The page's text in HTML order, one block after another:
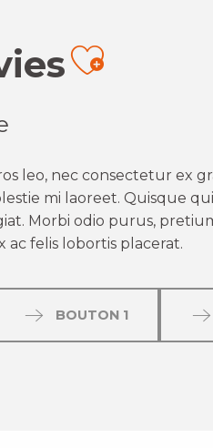
leo, nec consectetur ex
mi laoreet. Quisque
Morbi odio purus,
ac felis lobortis placerat.
BOUTON 1